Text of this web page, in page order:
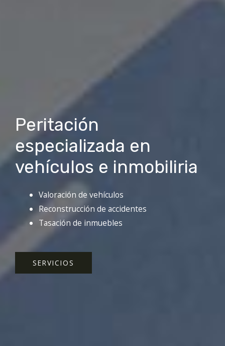
Peritación
especializada en
vehículos e inmobiliria
Valoración de vehículos
Reconstrucción de accidentes
Tasación de inmuebles
SERVICIOS